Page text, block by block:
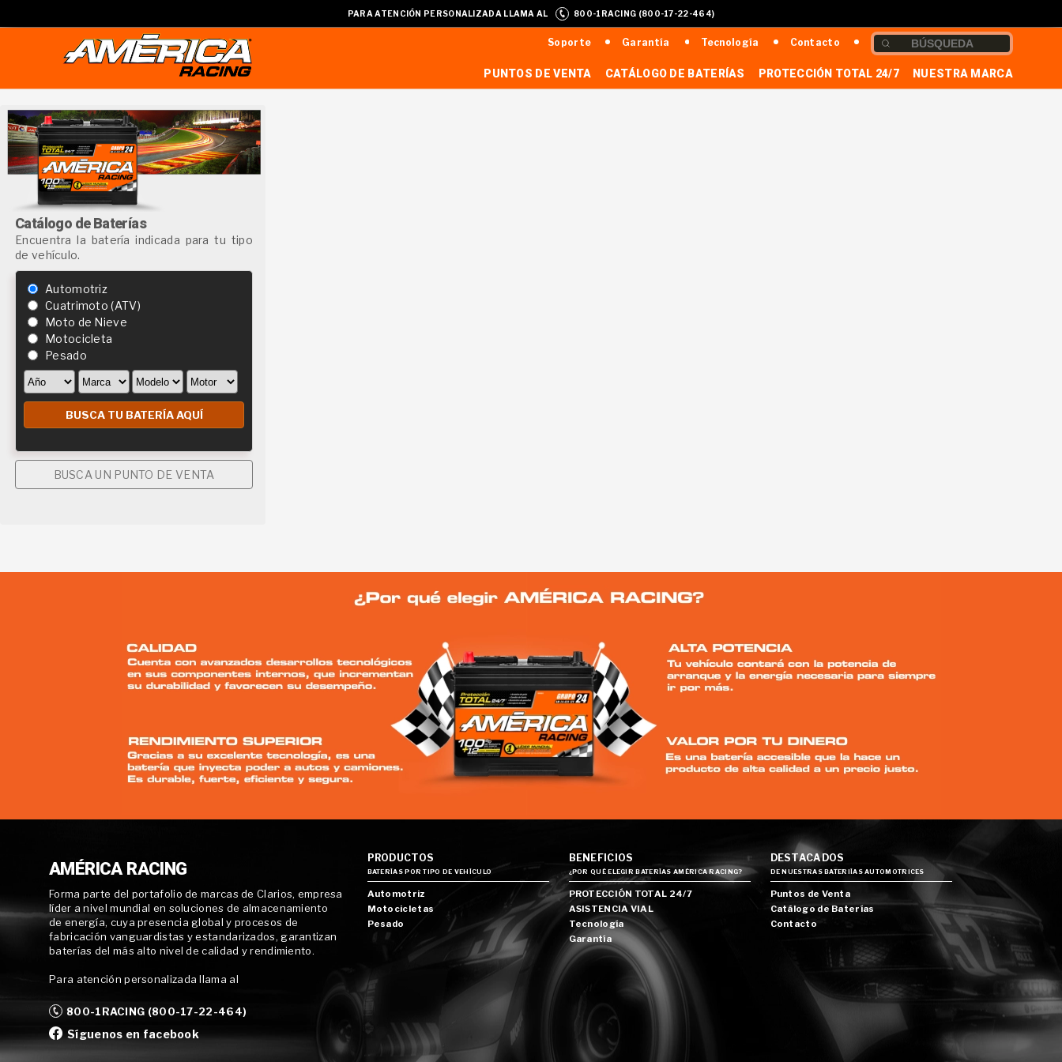
PARA ATENCIÓN PERSONALIZADA LLAMA AL 800-1RACING (800-17-22-464)
Contacto
Tecnología
Garantía
Soporte
NUESTRA MARCA
PROTECCIÓN TOTAL 24/7
CATÁLOGO DE BATERÍAS
PUNTOS DE VENTA
Catálogo de Baterías
Encuentra la batería indicada para tu tipo
de vehículo.
Automotriz
Cuatrimoto (ATV)
Moto de Nieve
Motocicleta
Pesado
BUSCA UN PUNTO DE VENTA
AMÉRICA RACING
Forma parte del portafolio de marcas de Clarios, empresa
líder a nivel mundial en soluciones de almacenamiento
de energía, cuya presencia global y procesos de
fabricación vanguardistas y estandarizados, garantizan
baterías del más alto nivel de calidad y rendimiento.
Para atención personalizada llama al
800-1RACING (800-17-22-464)
Síguenos en facebook
PRODUCTOS
BATERÍAS POR TIPO DE VEHÍCULO
Automotriz
Motocicletas
Pesado
BENEFICIOS
¿POR QUÉ ELEGIR BATERÍAS AMÉRICA RACING?
PROTECCIÓN TOTAL 24/7
ASISTENCIA VIAL
Tecnología
Garantía
DESTACADOS
DE NUESTRAS BATERIÍAS AUTOMOTRICES
Puntos de Venta
Catálogo de Baterías
Contacto